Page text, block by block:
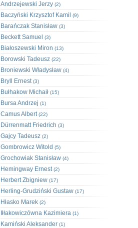
Andrzejewski Jerzy (2)
Baczyński Krzysztof Kamil (9)
Barańczak Stanisław (3)
Beckett Samuel (3)
Białoszewski Miron (13)
Borowski Tadeusz (22)
Broniewski Władysław (4)
Bryll Ernest(3)
Bułhakow Michaił (15)
Bursa Andrzej (1)
Camus Albert(22)
Dürrenmatt Friedrich (3)
Gajcy Tadeusz (2)
Gombrowicz Witold (5)
Grochowiak Stanisław (4)
Hemingway Ernest(2)
Herbert Zbigniew (17)
Herling-Grudziński Gustaw (17)
Hłasko Marek (2)
Iłłakowiczówna Kazimiera (1)
Kamiński Aleksander (1)